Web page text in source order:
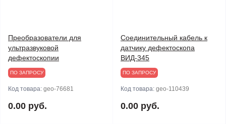
Преобразователи для
ультразвуковой
дефектоскопии
ПО ЗАПРОСУ
Код товара: geo-76681
0.00 руб.
Соединительный кабель к
датчику дефектоскопа
ВИД-345
ПО ЗАПРОСУ
Код товара: geo-110439
0.00 руб.